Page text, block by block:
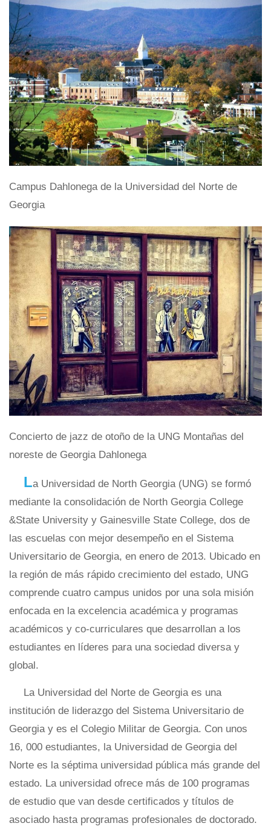
Campus Dahlonega de la Universidad del Norte de
Georgia
Concierto de jazz de otoño de la UNG Montañas del
noreste de Georgia Dahlonega
La Universidad de North Georgia (UNG) se formó
mediante la consolidación de North Georgia College
&State University y Gainesville State College, dos de
las escuelas con mejor desempeño en el Sistema
Universitario de Georgia, en enero de 2013. Ubicado en
la región de más rápido crecimiento del estado, UNG
comprende cuatro campus unidos por una sola misión
enfocada en la excelencia académica y programas
académicos y co-curriculares que desarrollan a los
estudiantes en líderes para una sociedad diversa y
global.
La Universidad del Norte de Georgia es una
institución de liderazgo del Sistema Universitario de
Georgia y es el Colegio Militar de Georgia. Con unos
16, 000 estudiantes, la Universidad de Georgia del
Norte es la séptima universidad pública más grande del
estado. La universidad ofrece más de 100 programas
de estudio que van desde certificados y títulos de
asociado hasta programas profesionales de doctorado.